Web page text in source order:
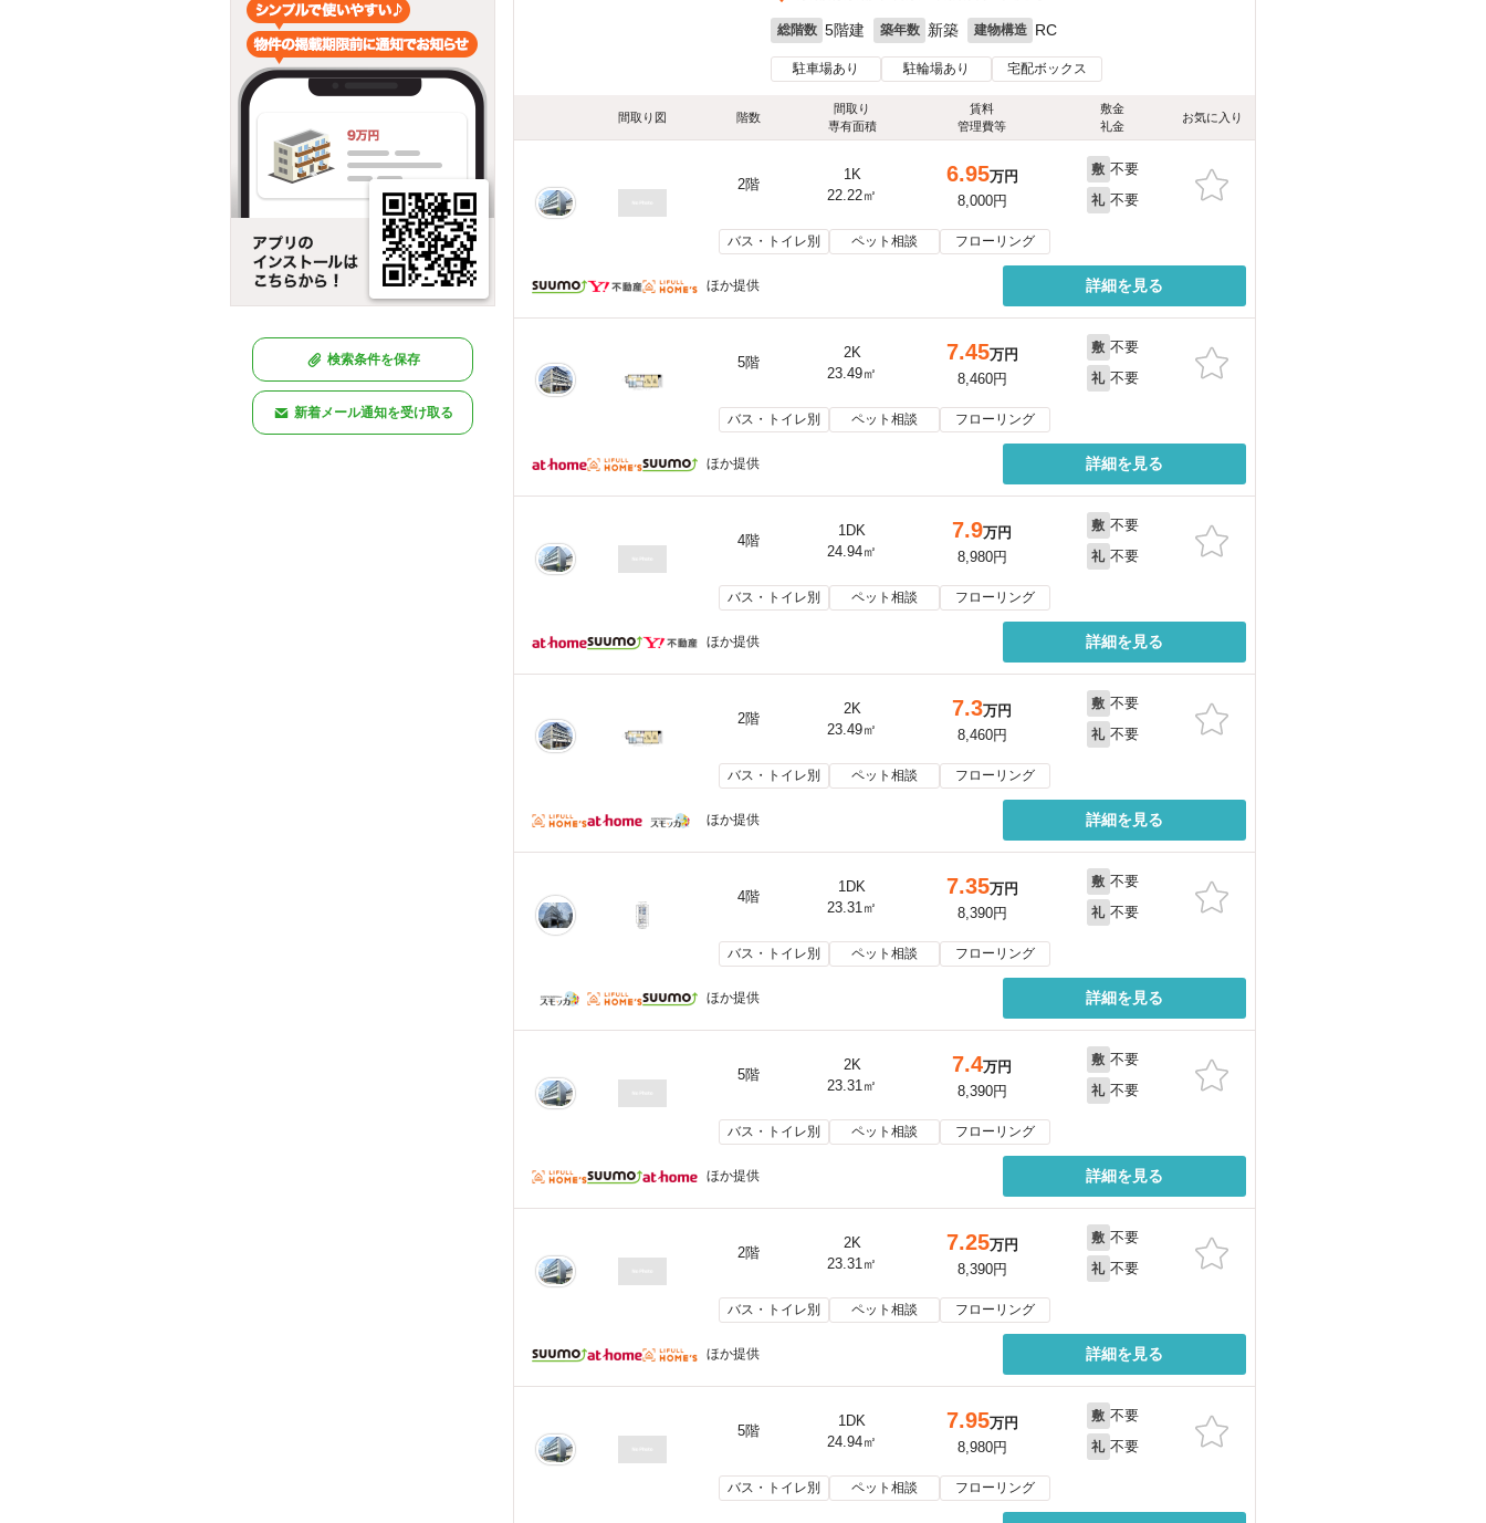
検索条件を保存
新着メール通知を受け取る
総階数 5階建 築年数 新築 建物構造 RC
駐車場あり 駐輪場あり 宅配ボックス
間取り図 階数
間取り
専有面積
賃料
管理費等
敷金
礼金
お気に入り
2階
1K
22.22㎡
6.95万円
8,000円
敷 不要
礼 不要
バス・トイレ別 ペット相談 フローリング
ほか提供 詳細を見る
5階
2K
23.49㎡
7.45万円
8,460円
敷 不要
礼 不要
バス・トイレ別 ペット相談 フローリング
ほか提供 詳細を見る
4階
1DK
24.94㎡
7.9万円
8,980円
敷 不要
礼 不要
バス・トイレ別 ペット相談 フローリング
ほか提供 詳細を見る
2階
2K
23.49㎡
7.3万円
8,460円
敷 不要
礼 不要
バス・トイレ別 ペット相談 フローリング
ほか提供 詳細を見る
4階
1DK
23.31㎡
7.35万円
8,390円
敷 不要
礼 不要
バス・トイレ別 ペット相談 フローリング
ほか提供 詳細を見る
5階
2K
23.31㎡
7.4万円
8,390円
敷 不要
礼 不要
バス・トイレ別 ペット相談 フローリング
ほか提供 詳細を見る
2階
2K
23.31㎡
7.25万円
8,390円
敷 不要
礼 不要
バス・トイレ別 ペット相談 フローリング
ほか提供 詳細を見る
5階
1DK
24.94㎡
7.95万円
8,980円
敷 不要
礼 不要
バス・トイレ別 ペット相談 フローリング